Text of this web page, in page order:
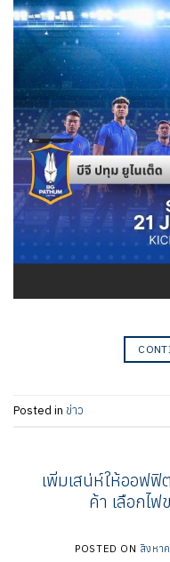
Posted in ข่าว
เพิ่มเสน่ห์ให้ออฟฟิ
ค้า เลือกไ
POSTED ON สิงหา